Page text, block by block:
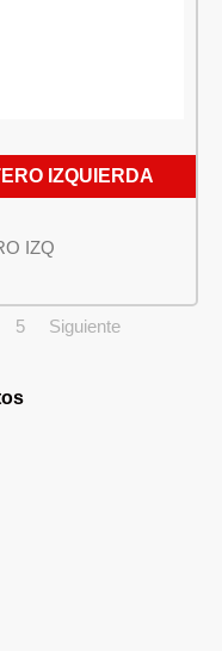
IZQUIERDA
IZQ
5 Siguiente